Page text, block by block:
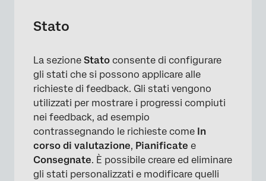
Stato
La sezione Stato consente di configurare
gli stati che si possono applicare alle
richieste di feedback. Gli stati vengono
utilizzati per mostrare i progressi compiuti
nei feedback, ad esempio
contrassegnando le richieste come In
corso di valutazione, Pianificate e
Consegnate. È possibile creare ed eliminare
gli stati personalizzati e modificare quelli